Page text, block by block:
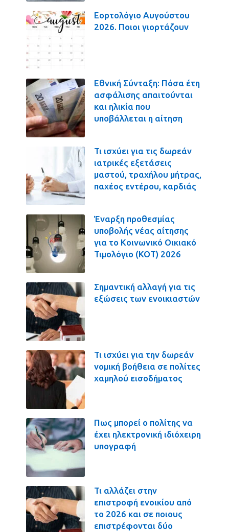
Εορτολόγιο Αυγούστου
2026. Ποιοι γιορτάζουν
Εθνική Σύνταξη: Πόσα έτη
ασφάλισης απαιτούνται
και ηλικία που
υποβάλλεται η αίτηση
Τι ισχύει για τις δωρεάν
ιατρικές εξετάσεις
μαστού, τραχήλου μήτρας,
παχέος εντέρου, καρδιάς
Έναρξη προθεσμίας
υποβολής νέας αίτησης
για το Κοινωνικό Οικιακό
Τιμολόγιο (ΚΟΤ) 2026
Σημαντική αλλαγή για τις
εξώσεις των ενοικιαστών
Τι ισχύει για την δωρεάν
νομική βοήθεια σε πολίτες
χαμηλού εισοδήματος
Πως μπορεί ο πολίτης να
έχει ηλεκτρονική ιδιόχειρη
υπογραφή
Τι αλλάζει στην
επιστροφή ενοικίου από
το 2026 και σε ποιους
επιστρέφονται δύο